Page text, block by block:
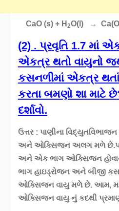
CaO (s) + H 2O(l) →
(2) . પ્રવૃતિ 1.7 માં
એકત્ર થતો વાયુનો
કસનળીમાં એકત્ર
કરતા બમણો શા માટે છે
દર્શાવો.
ઉત્તર : પાણીના
અને ઓક્સિજન અલગ મળે
અને એક ભાગ ઓક્સિજન
ભાગ હાઇડ્રોજન અને બીજી
ઓક્સિજન વાયુ મળે છે. આમ,
ઓક્સિજન વાયુ નું કદથી